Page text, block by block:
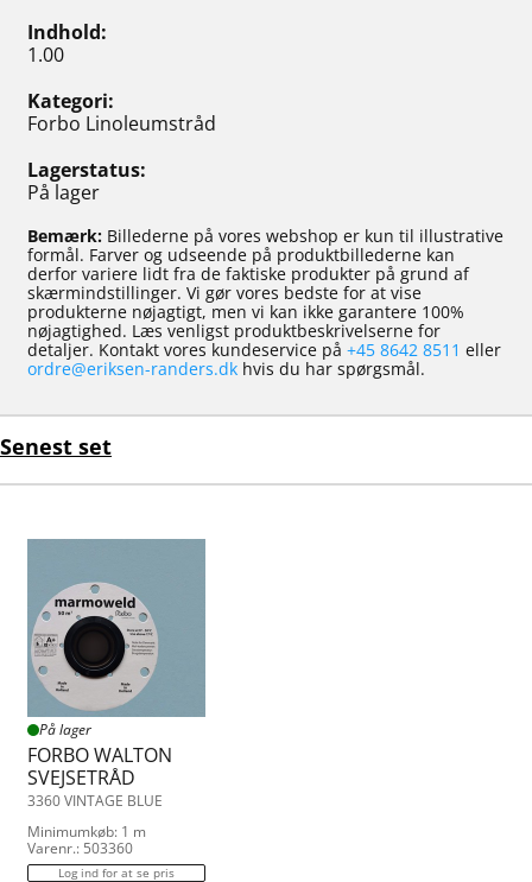
Indhold
1.00
Kategori
Forbo Linoleumstråd
Lagerstatus
På lager
Bemærk: Billederne på vores webshop er kun til illustrative
formål. Farver og udseende på produktbillederne kan
derfor variere lidt fra de faktiske produkter på grund af
skærmindstillinger. Vi gør vores bedste for at vise
produkterne nøjagtigt, men vi kan ikke garantere 100%
nøjagtighed. Læs venligst produktbeskrivelserne for
detaljer. Kontakt vores kundeservice på +45 8642 8511 eller
ordre@eriksen-randers.dk hvis du har spørgsmål.
Senest set
På lager
FORBO WALTON
SVEJSETRÅD
3360 VINTAGE BLUE
Minimumkøb: 1 m
Varenr.: 503360
Log ind for at se pris